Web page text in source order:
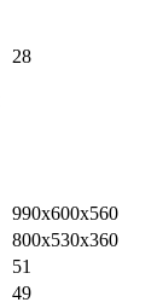
28
990х600х560
800х530х360
51
49